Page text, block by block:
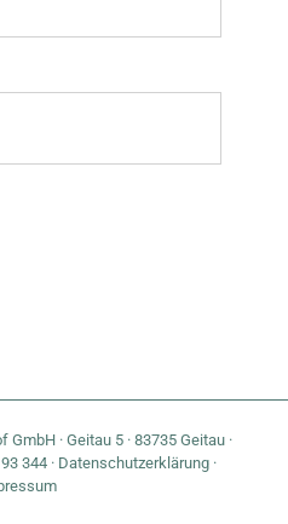
· Geitau 5 · 83735 Geitau ·
344 · Datenschutzerklärung ·